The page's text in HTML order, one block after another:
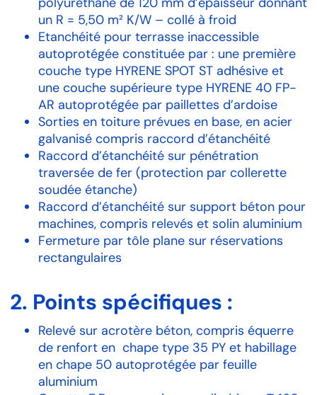
un R = 5,50 m² K/W – collé à froid
Etanchéité pour terrasse inaccessible
autoprotégée constituée par : une première
couche type HYRENE SPOT ST adhésive et
une couche supérieure type HYRENE 40 FP-
AR autoprotégée par paillettes d’ardoise
Sorties en toiture prévues en base, en acier
galvanisé compris raccord d’étanchéité
Raccord d’étanchéité sur pénétration
traversée de fer (protection par collerette
soudée étanche)
Raccord d’étanchéité sur support béton pour
machines, compris relevés et solin aluminium
Fermeture par tôle plane sur réservations
rectangulaires
2. Points spécifiques :
Relevé sur acrotère béton, compris équerre
de renfort en chape type 35 PY et habillage
en chape 50 autoprotégée par feuille
aluminium